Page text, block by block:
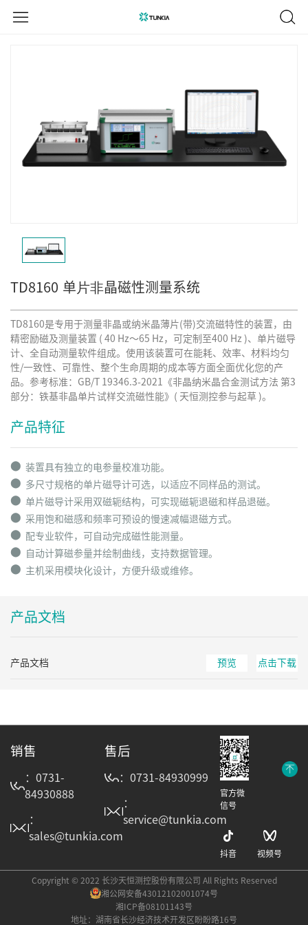
TD8160 单⽚⾮晶磁性测量系统
TD8160是专用于测量非晶或纳米晶薄片(带)交流磁特性的装置，由
精密励磁及测量装置 ( 40 Hz～65 Hz，可定制至400 Hz )、单片磁导
计、全自动测量软件组成。使用该装置可在能耗、效率、材料均匀
性/一致性、可靠性、整个生命周期的成本等方面全面优化您的产
品。参考标准：GB/T 19346.3-2021《非晶纳米晶合金测试方法 第3
部分：铁基非晶单片试样交流磁性能》( 天恒测控参与起草 )。
产品特征
⬤ 装置具有独立的电参量校准功能。
⬤ 多尺寸规格的单片磁导计可选，以适应不同样品的测试。
⬤
单片磁导计采用双磁轭结构，可实现磁轭退磁和样品退磁。
⬤ 采用饱和磁感和频率可预设的慢速减幅退磁方式。
⬤ 配专业软件，可自动完成磁性能测量。
⬤
自动计算磁参量并绘制曲线，支持数据管理。
⬤ 主机采用模块化设计，方便升级或维修。
产品文档
产品文档 预览 点击下载
销售
：0731-
84930888
：
sales@tunkia.com
售后
：0731-84930999
：
service@tunkia.com
官方微
信号
抖音 视频号
Copyright © 2022 长沙天恒测控股份有限公司 All Rights Reserved
湘公网安备43012102001074号
湘ICP备08101143号
地址：湖南省长沙经济技术开发区盼盼路16号